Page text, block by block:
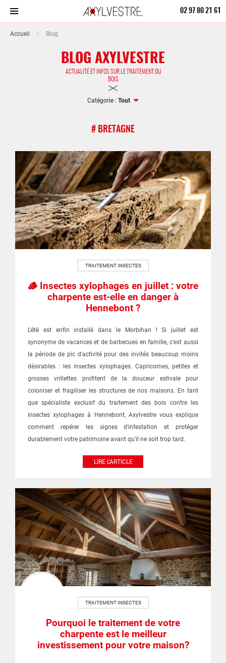
02 97 80 21 61
Accueil Blog
BLOG AXYLVESTRE
ACTUALITÉ ET INFOS SUR LE TRAITEMENT DU
BOIS
Catégorie :Tout
# BRETAGNE
TRAITEMENT INSECTES
🪵 Insectes xylophages en juillet : votre
charpente est-elle en danger à
Hennebont ?
L'été est enfin installé dans le Morbihan ! Si juillet est
synonyme de vacances et de barbecues en famille, c'est aussi
la période de pic d'activité pour des invités beaucoup moins
désirables : les insectes xylophages. Capricornes, petites et
grosses vrillettes profitent de la douceur estivale pour
coloniser et fragiliser les structures de nos maisons. En tant
que spécialiste exclusif du traitement des bois contre les
insectes xylophages à Hennebont, Axylvestre vous explique
comment repérer les signes d'infestation et protéger
durablement votre patrimoine avant qu'il ne soit trop tard.
LIRE L'ARTICLE
TRAITEMENT INSECTES
Pourquoi le traitement de votre
charpente est le meilleur
investissement pour votre maison?